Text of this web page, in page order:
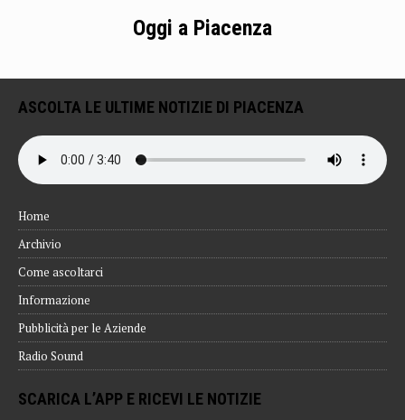
Oggi a Piacenza
ASCOLTA LE ULTIME NOTIZIE DI PIACENZA
Home
Archivio
Come ascoltarci
Informazione
Pubblicità per le Aziende
Radio Sound
SCARICA L’APP E RICEVI LE NOTIZIE